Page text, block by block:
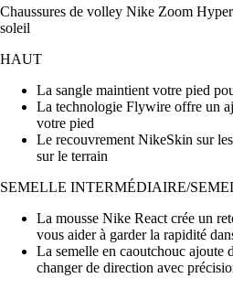
Chaussures de volley Nike Zoom
soleil
HAUT
La sangle maintient votre pied
La technologie Flywire offre un
votre pied
Le recouvrement NikeSkin sur
sur le terrain
SEMELLE INTERMÉDIAIRE/
La mousse Nike React crée un
vous aider à garder la rapidité
La semelle en caoutchouc ajoute
changer de direction avec